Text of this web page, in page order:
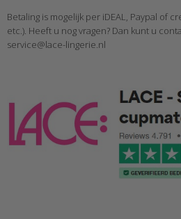
Betaling is mogelijk per iDEAL, Paypal of
etc.). Heeft u nog vragen? Dan kunt u
service@lace-lingerie.nl